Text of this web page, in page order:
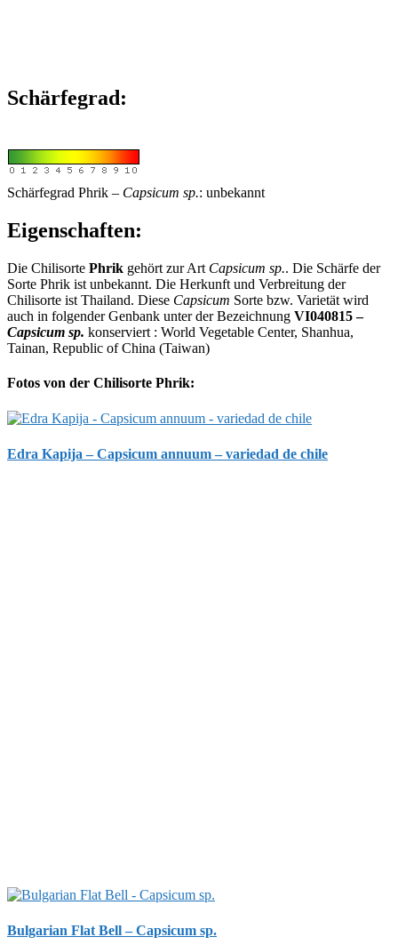
Schärfegrad:
Schärfegrad Phrik – Capsicum sp.: unbekannt
Eigenschaften:
Die Chilisorte Phrik gehört zur Art Capsicum sp.. Die Schärfe der
Sorte Phrik ist unbekannt. Die Herkunft und Verbreitung der
Chilisorte ist Thailand. Diese Capsicum Sorte bzw. Varietät wird
auch in folgender Genbank unter der Bezeichnung VI040815 –
Capsicum sp. konserviert : World Vegetable Center, Shanhua,
Tainan, Republic of China (Taiwan)
Fotos von der Chilisorte Phrik:
Edra Kapija – Capsicum annuum – variedad de chile
Bulgarian Flat Bell – Capsicum sp.